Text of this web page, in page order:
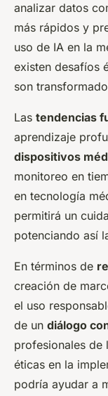
analizar datos
más rápidos y
uso de IA en la
existen desafíos
son
Las tendencias
aprendizaje
dispositivos
monitoreo en
en tecnología
permitirá un
potenciando así
En términos de
creación de
el uso
de un diálogo
profesionales de
éticas en la
podría ayudar a